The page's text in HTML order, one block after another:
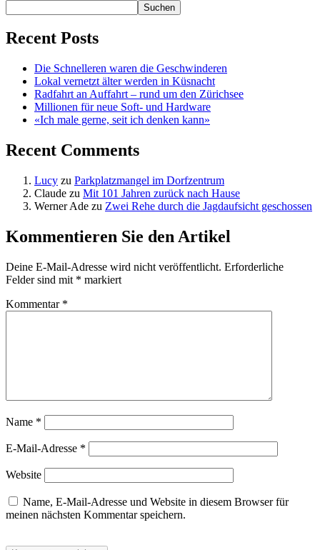
Suchen
Recent Posts
Die Schnelleren waren die Geschwinderen
Lokal vernetzt älter werden in Küsnacht
Radfahrt an Auffahrt – rund um den Zürichsee
Millionen für neue Soft- und Hardware
«Ich male gerne, seit ich denken kann»
Recent Comments
Lucy zu Parkplatzmangel im Dorfzentrum
Claude zu Mit 101 Jahren zurück nach Hause
Werner Ade zu Zwei Rehe durch die Jagdaufsicht geschossen
Kommentieren Sie den Artikel
Deine E-Mail-Adresse wird nicht veröffentlicht. Erforderliche
Felder sind mit * markiert
Kommentar *
Name *
E-Mail-Adresse *
Website
Name, E-Mail-Adresse und Website in diesem Browser für
meinen nächsten Kommentar speichern.